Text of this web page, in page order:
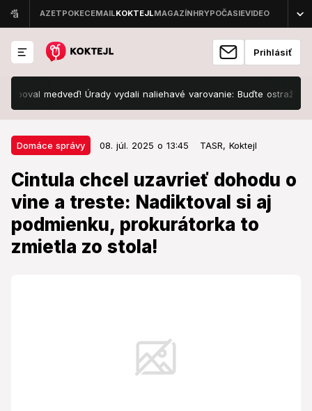
Prihlásiť
medveď! Úrady vydali naliehavé varovanie: Buďte ostražití!
Domáce správy 08. júl. 2025 o 13:45 TASR, Koktejl
Cintula chcel uzavrieť dohodu o
vine a treste: Nadiktoval si aj
podmienku, prokurátorka to
zmietla zo stola!
Domáce správy 08. júl. 2025 o 13:45
Cintula chcel uzavrieť dohodu o
vine a treste: Nadiktoval si aj
podmienku, prokurátorka to
zmietla zo stola!